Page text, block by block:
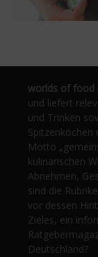
worlds of food
und liefert
und Trinken
Spitzenköchen
Motto
kulinarischen
Abnehmen,
sind die
vor dessen
Zieles, ein
Deutschland?